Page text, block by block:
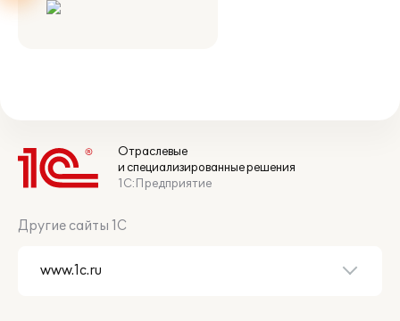
Отраслевые
и специализированные решения
1С:Предприятие
Другие сайты 1С